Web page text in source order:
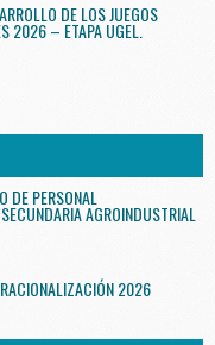
DE LOS JUEGOS
2026 – ETAPA UGEL.
DE PERSONAL
AGROINDUSTRIAL
2026